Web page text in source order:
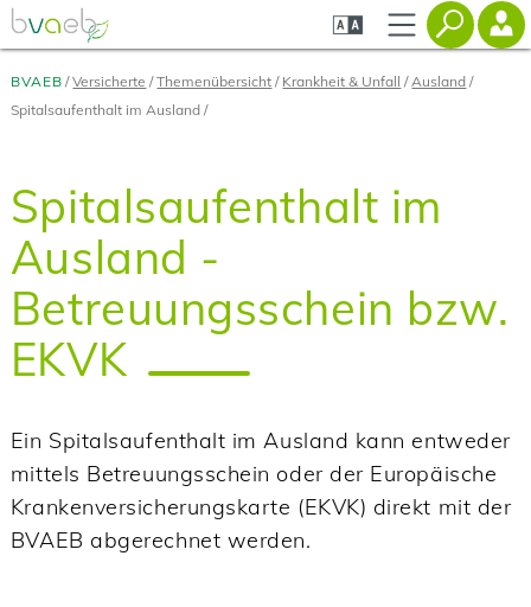
Zum
Seiteninhalt
springen
Zur
Navigation
springen
Zur
Mobilen
Navigation
BVAEB Versicherte Themenübersicht Krankheit & Unfall
Ausland
Spitalsaufenthalt im Ausland
Spitalsaufenthalt im
Ausland -
Betreuungsschein bzw.
EKVK
Ein Spitalsaufenthalt im Ausland kann entweder
mittels Betreuungsschein oder der Europäische
Krankenversicherungskarte (EKVK) direkt mit der
BVAEB abgerechnet werden.